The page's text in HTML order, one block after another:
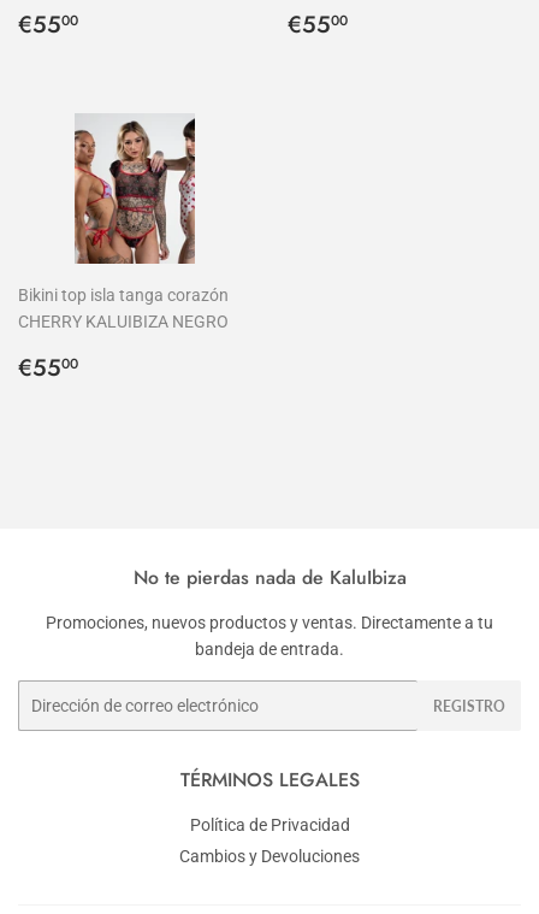
Precio
€5500 Precio
€5500
Bikini top isla tanga corazón
CHERRY KALUIBIZA NEGRO
Precio
€5500
No te pierdas nada de KaluIbiza
Promociones, nuevos productos y ventas. Directamente a tu
bandeja de entrada.
REGISTRO
TÉRMINOS LEGALES
Política de Privacidad
Cambios y Devoluciones